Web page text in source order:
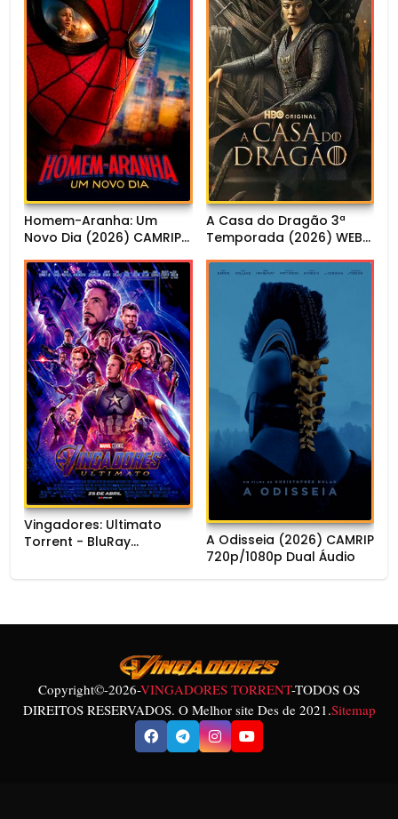
Homem-Aranha: Um
Novo Dia (2026) CAMRIP
A Casa do Dragão 3ª
Temporada (2026) WEB-
Vingadores: Ultimato
Torrent - BluRay
Áudio
A Odisseia (2026) CAMRIP
720p/1080p Dual Áudio
Copyright©-2026-VINGADORES TORRENT-TODOS OS
DIREITOS RESERVADOS. O Melhor site Des de 2021.Sitemap